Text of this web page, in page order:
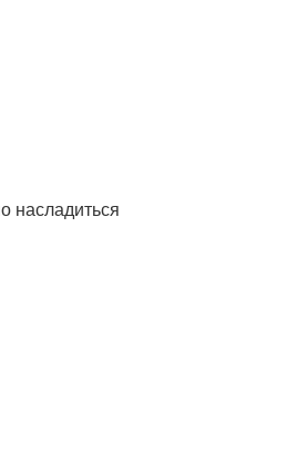
насладиться